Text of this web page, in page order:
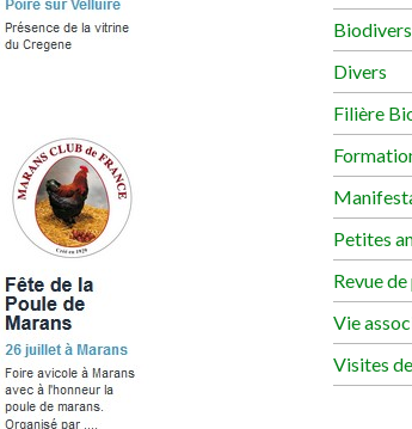
Divers
Filière
Petites
Revue
Vie
Visites